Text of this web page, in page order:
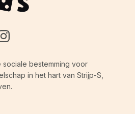
bestemming voor
in het hart van Strijp-S,